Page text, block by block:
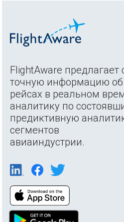
FlightAware
точную информацию
рейсах в реальном
аналитику по
предиктивную
сегментов
авиаиндустрии.